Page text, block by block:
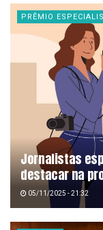
PRÊMIO
Jornalistas
destacar na
05/11/2025 - 21:32